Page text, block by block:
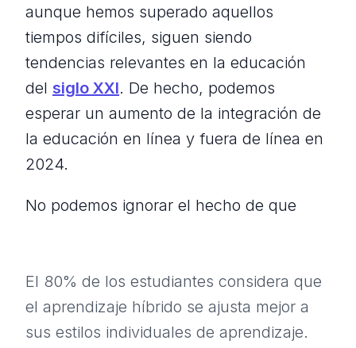
aunque hemos superado aquellos
tiempos difíciles, siguen siendo
tendencias relevantes en la educación
del siglo XXI. De hecho, podemos
esperar un aumento de la integración de
la educación en línea y fuera de línea en
2024.
No podemos ignorar el hecho de que
El 80% de los estudiantes considera que
el aprendizaje híbrido se ajusta mejor a
sus estilos individuales de aprendizaje.